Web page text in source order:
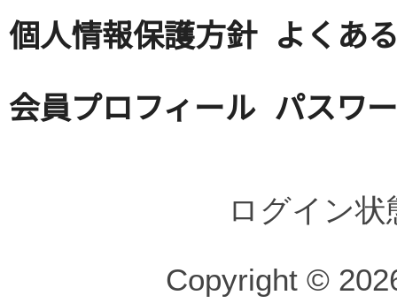
個人情報保護方針 よくあ
会員プロフィール パスワ
ログイン
Copyright ©